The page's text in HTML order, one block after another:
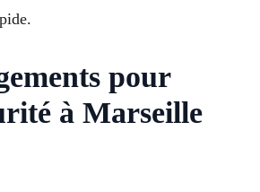
pour
à Marseille